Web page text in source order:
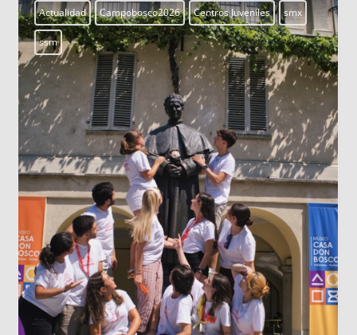
Actualidad Campobosco2026 Centros Juveniles smx
ssm